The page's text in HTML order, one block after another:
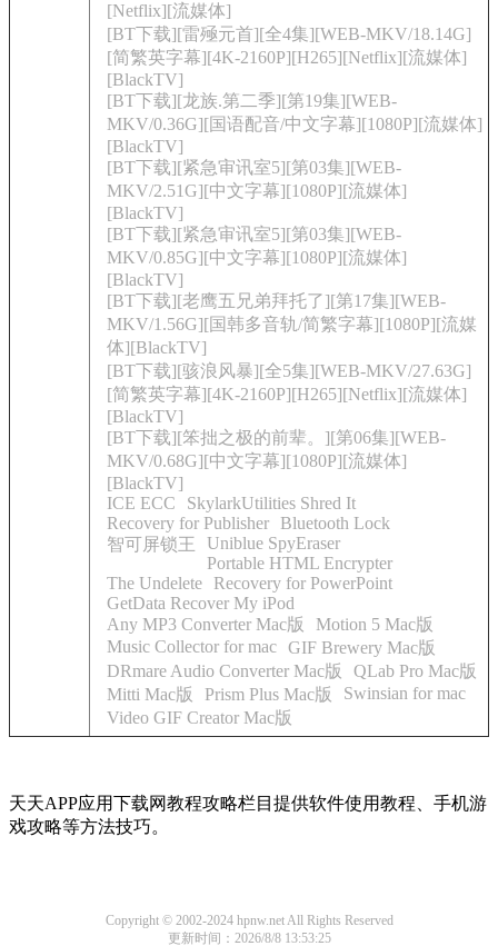
[Netflix][流媒体]
[BT下载][雷殛元首][全4集][WEB-MKV/18.14G]
[简繁英字幕][4K-2160P][H265][Netflix][流媒体]
[BlackTV]
[BT下载][龙族.第二季][第19集][WEB-
MKV/0.36G][国语配音/中文字幕][1080P][流媒体]
[BlackTV]
[BT下载][紧急审讯室5][第03集][WEB-
MKV/2.51G][中文字幕][1080P][流媒体]
[BlackTV]
[BT下载][紧急审讯室5][第03集][WEB-
MKV/0.85G][中文字幕][1080P][流媒体]
[BlackTV]
[BT下载][老鹰五兄弟拜托了][第17集][WEB-
MKV/1.56G][国韩多音轨/简繁字幕][1080P][流媒
体][BlackTV]
[BT下载][骇浪风暴][全5集][WEB-MKV/27.63G]
[简繁英字幕][4K-2160P][H265][Netflix][流媒体]
[BlackTV]
[BT下载][笨拙之极的前辈。][第06集][WEB-
MKV/0.68G][中文字幕][1080P][流媒体]
[BlackTV]
ICE ECC
SkylarkUtilities Shred It
Recovery for Publisher
Bluetooth Lock
智可屏锁王
Uniblue SpyEraser
Portable HTML Encrypter
The Undelete
Recovery for PowerPoint
GetData Recover My iPod
Any MP3 Converter Mac版
Motion 5 Mac版
Music Collector for mac GIF Brewery Mac版
DRmare Audio Converter Mac版
QLab Pro Mac版
Mitti Mac版
Prism Plus Mac版
Swinsian for mac
Video GIF Creator Mac版
天天APP应用下载网教程攻略栏目提供软件使用教程、手机游
戏攻略等方法技巧。
Copyright © 2002-2024 hpnw.net All Rights Reserved
更新时间：2026/8/8 13:53:25